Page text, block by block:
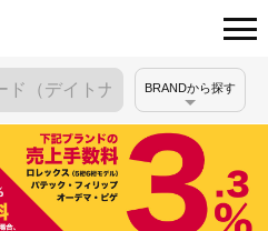
BRANDから探す